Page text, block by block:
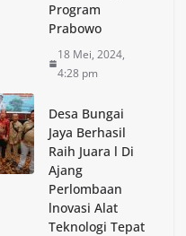
Program
Prabowo
18 Mei, 2024,
4:28 pm
Desa Bungai
Jaya Berhasil
Raih Juara l Di
Ajang
Perlombaan
lnovasi Alat
Teknologi Tepat